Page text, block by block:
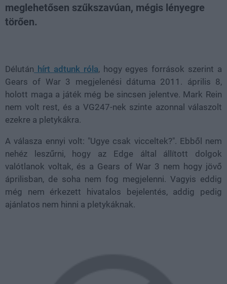
meglehetősen szűkszavúan, mégis lényegre
törően.
Délután hírt adtunk róla, hogy egyes források szerint a
Gears of War 3 megjelenési dátuma 2011. április 8,
holott maga a játék még be sincsen jelentve. Mark Rein
nem volt rest, és a VG247-nek szinte azonnal válaszolt
ezekre a pletykákra.
A válasza ennyi volt: "Ugye csak vicceltek?". Ebből nem
nehéz leszűrni, hogy az Edge által állított dolgok
valótlanok voltak, és a Gears of War 3 nem hogy jövő
áprilisban, de soha nem fog megjelenni. Vagyis eddig
még nem érkezett hivatalos bejelentés, addig pedig
ajánlatos nem hinni a pletykáknak.